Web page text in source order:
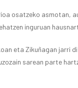
osatzeko
inguruan
eta Zikuñagan
sarean parte